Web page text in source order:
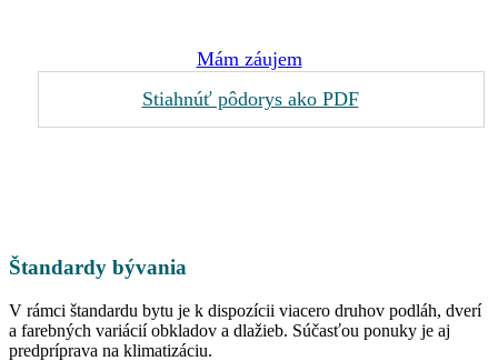
Mám záujem
Stiahnúť pôdorys ako PDF
Štandardy bývania
V rámci štandardu bytu je k dispozícii viacero druhov podláh, dverí
a farebných variácií obkladov a dlažieb. Súčasťou ponuky je aj
predpríprava na klimatizáciu.